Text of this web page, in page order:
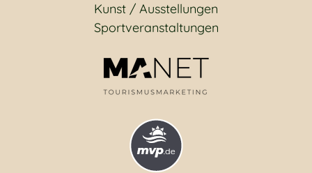
Kunst / Ausstellungen
Sportveranstaltungen